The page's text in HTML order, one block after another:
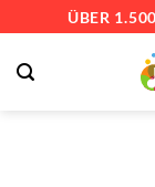
springen
ÜBER